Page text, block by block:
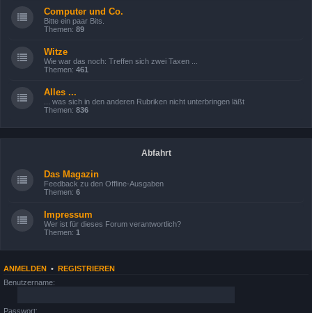
Computer und Co.
Bitte ein paar Bits.
Themen: 89
Witze
Wie war das noch: Treffen sich zwei Taxen ...
Themen: 461
Alles ...
... was sich in den anderen Rubriken nicht unterbringen läßt
Themen: 836
Abfahrt
Das Magazin
Feedback zu den Offline-Ausgaben
Themen: 6
Impressum
Wer ist für dieses Forum verantwortlich?
Themen: 1
ANMELDEN • REGISTRIEREN
Benutzername:
Passwort: